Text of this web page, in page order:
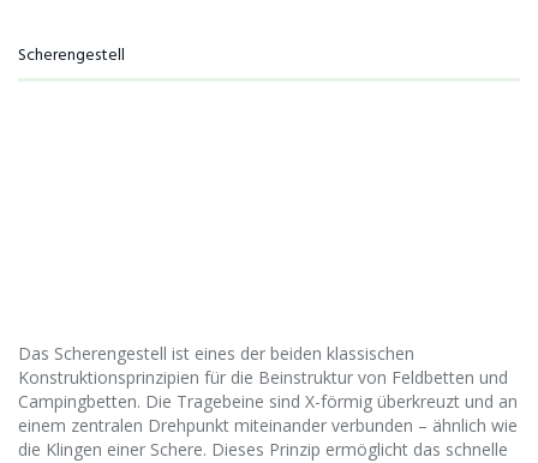
Scherengestell
Das Scherengestell ist eines der beiden klassischen
Konstruktionsprinzipien für die Beinstruktur von Feldbetten und
Campingbetten. Die Tragebeine sind X-förmig überkreuzt und an
einem zentralen Drehpunkt miteinander verbunden – ähnlich wie
die Klingen einer Schere. Dieses Prinzip ermöglicht das schnelle